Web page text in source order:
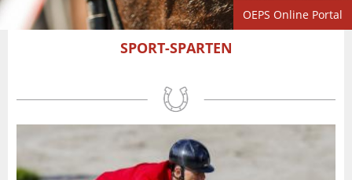
OEPS Online Portal
SPORT-SPARTEN